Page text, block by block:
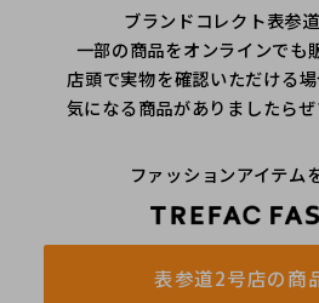
ブランドコレクト表参道
一部の商品をオンラインでも
店頭で実物を確認いただける場
気になる商品がありましたら
ファッションアイテム
表参道2号店の商